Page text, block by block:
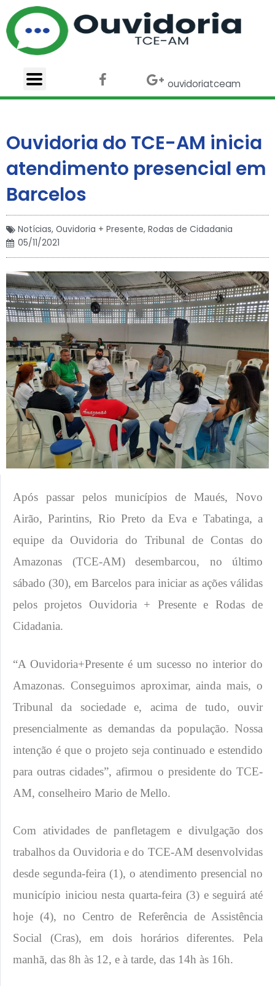
para
conteúdo
F
a
c
o
k
t
t
G
o
o
e
p
s
ouvidoriatceam
Ouvidoria do TCE-AM inicia
atendimento presencial em
Barcelos
Notícias, Ouvidoria + Presente, Rodas de Cidadania
05/11/2021
Após passar pelos municípios de Maués, Novo
Airão, Parintins, Rio Preto da Eva e Tabatinga, a
equipe da Ouvidoria do Tribunal de Contas do
Amazonas (TCE-AM) desembarcou, no último
sábado (30), em Barcelos para iniciar as ações válidas
pelos projetos Ouvidoria + Presente e Rodas de
Cidadania.
“A Ouvidoria+Presente é um sucesso no interior do
Amazonas. Conseguimos aproximar, ainda mais, o
Tribunal da sociedade e, acima de tudo, ouvir
presencialmente as demandas da população. Nossa
intenção é que o projeto seja continuado e estendido
para outras cidades”, afirmou o presidente do TCE-
AM, conselheiro Mario de Mello.
Com atividades de panfletagem e divulgação dos
trabalhos da Ouvidoria e do TCE-AM desenvolvidas
desde segunda-feira (1), o atendimento presencial no
município iniciou nesta quarta-feira (3) e seguirá até
hoje (4), no Centro de Referência de Assistência
Social (Cras), em dois horários diferentes. Pela
manhã, das 8h às 12, e à tarde, das 14h às 16h.